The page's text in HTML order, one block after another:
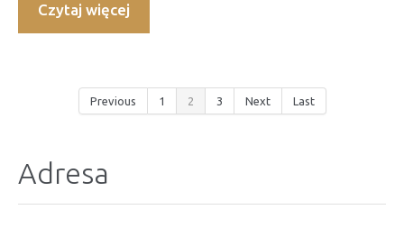
Czytaj więcej
Previous 1 2 3 Next Last
Adresa